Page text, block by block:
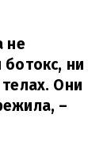
не
ни
Они
–